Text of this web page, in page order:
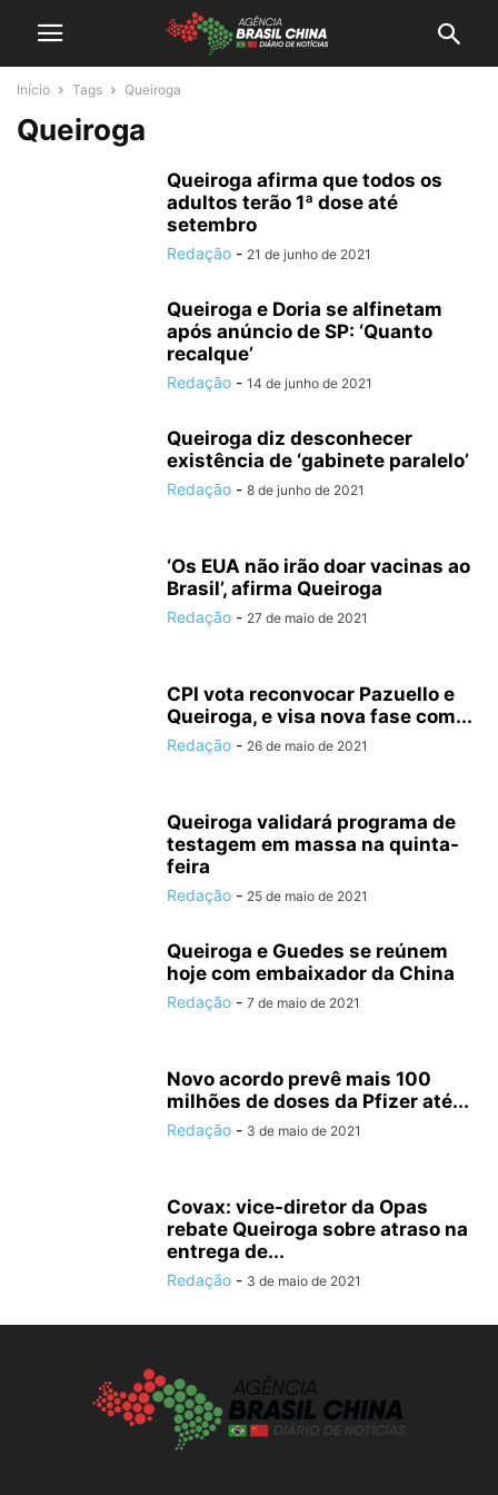
Início Tags Queiroga
Queiroga
Queiroga afirma que todos os
adultos terão 1ª dose até
setembro
Redação - 21 de junho de 2021
Queiroga e Doria se alfinetam
após anúncio de SP: ‘Quanto
recalque’
Redação - 14 de junho de 2021
Queiroga diz desconhecer
existência de ‘gabinete paralelo’
Redação - 8 de junho de 2021
‘Os EUA não irão doar vacinas ao
Brasil’, afirma Queiroga
Redação - 27 de maio de 2021
CPI vota reconvocar Pazuello e
Queiroga, e visa nova fase com...
Redação - 26 de maio de 2021
Queiroga validará programa de
testagem em massa na quinta-
feira
Redação - 25 de maio de 2021
Queiroga e Guedes se reúnem
hoje com embaixador da China
Redação - 7 de maio de 2021
Novo acordo prevê mais 100
milhões de doses da Pfizer até...
Redação - 3 de maio de 2021
Covax: vice-diretor da Opas
rebate Queiroga sobre atraso na
entrega de...
Redação - 3 de maio de 2021